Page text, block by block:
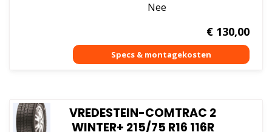
Nee
€130,00
VREDESTEIN-COMTRAC 2
WINTER+ 215/75 R16 116R